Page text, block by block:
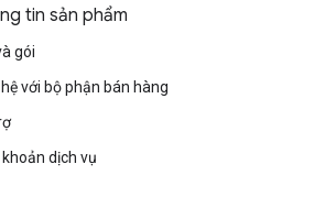
tin sản phẩm
gói
hệ với bộ phận bán hàng
dịch vụ